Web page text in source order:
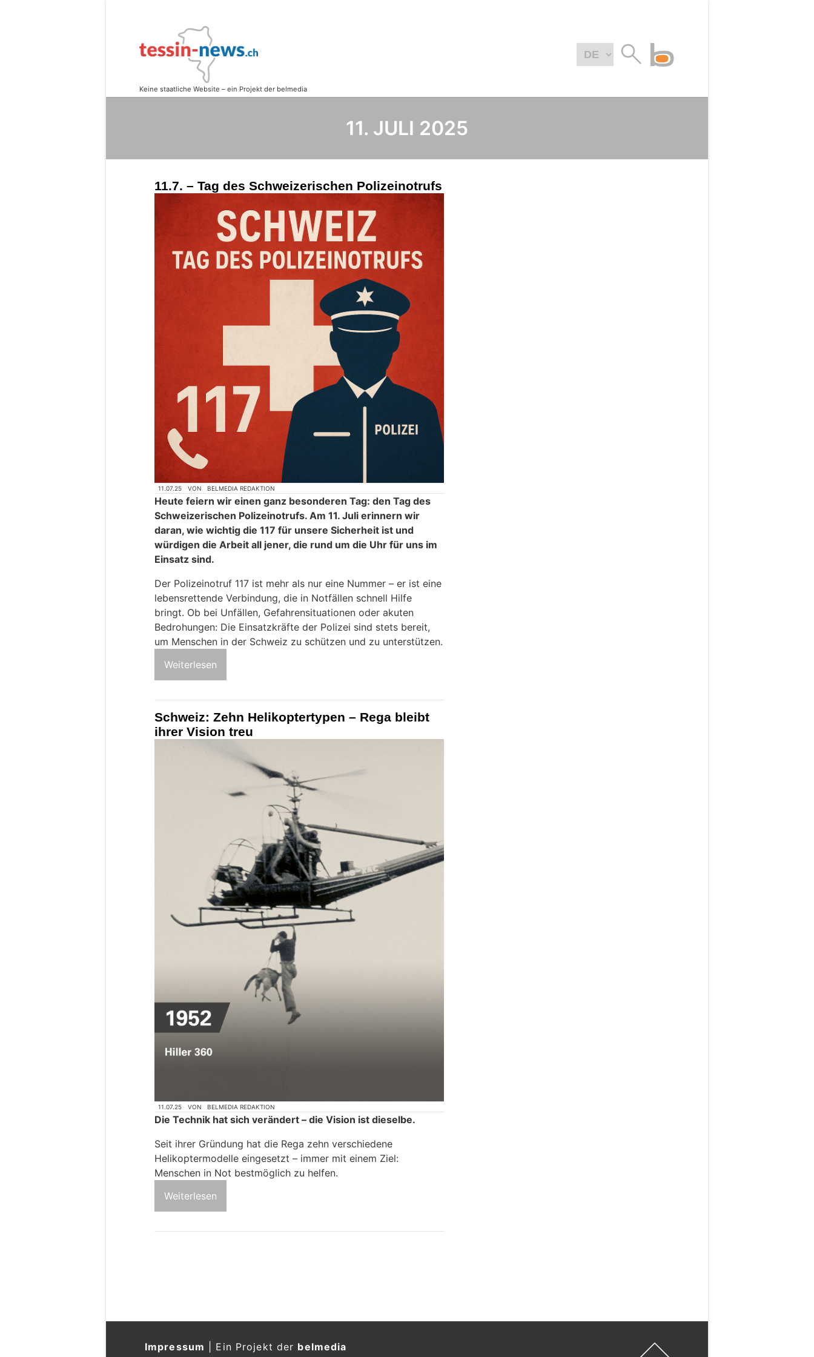
11. JULI 2025
11.7. – Tag des Schweizerischen Polizeinotrufs
11.07.25 VON BELMEDIA REDAKTION
Heute feiern wir einen ganz besonderen Tag: den Tag des
Schweizerischen Polizeinotrufs. Am 11. Juli erinnern wir
daran, wie wichtig die 117 für unsere Sicherheit ist und
würdigen die Arbeit all jener, die rund um die Uhr für uns im
Einsatz sind.
Der Polizeinotruf 117 ist mehr als nur eine Nummer – er ist eine
lebensrettende Verbindung, die in Notfällen schnell Hilfe
bringt. Ob bei Unfällen, Gefahrensituationen oder akuten
Bedrohungen: Die Einsatzkräfte der Polizei sind stets bereit,
um Menschen in der Schweiz zu schützen und zu unterstützen.
Weiterlesen
Schweiz: Zehn Helikoptertypen – Rega bleibt
ihrer Vision treu
11.07.25 VON BELMEDIA REDAKTION
Die Technik hat sich verändert – die Vision ist dieselbe.
Seit ihrer Gründung hat die Rega zehn verschiedene
Helikoptermodelle eingesetzt – immer mit einem Ziel:
Menschen in Not bestmöglich zu helfen.
Weiterlesen
Impressum Ein Projekt der belmedia